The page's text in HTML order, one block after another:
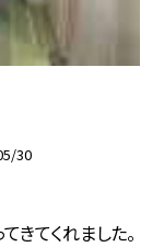
30
きてくれました。